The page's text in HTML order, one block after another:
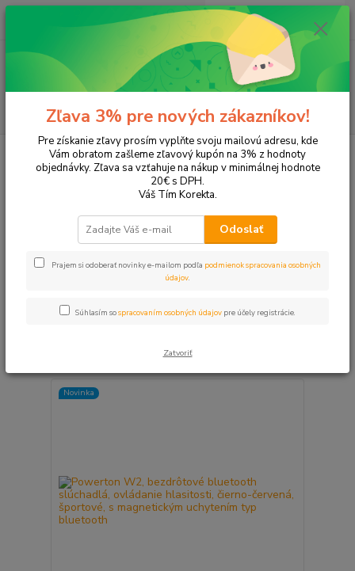
Hľadať
ks
za 0,00 EUR
Kancelárska technika PC príslušenstvo
Slúchadlá a
reproduktory
Slúchadlá a reproduktory
Upresniť parametre
strana
Novinka
Zľava 3% pre nových zákazníkov!
Pre získanie zľavy prosím vyplňte svoju mailovú adresu, kde
Vám obratom zašleme zľavový kupón na 3% z hodnoty
objednávky. Zľava sa vzťahuje na nákup v minimálnej hodnote
20€ s DPH.
Váš Tím Korekta.
Odoslať
Prajem si odoberať novinky e-mailom podľa podmienok spracovania osobných
údajov.
Súhlasím sospracovaním osobných údajov pre účely registrácie.
Zatvoriť